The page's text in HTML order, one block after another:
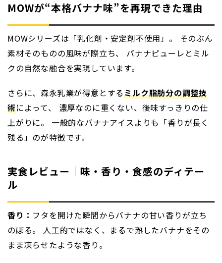
MOWが“本格バナナ味”を再現できた理由
MOWシリーズは「乳化剤・安定剤不使用」。 そのぶん
素材そのものの風味が際立ち、 バナナピューレとミル
クの自然な融合を実現しています。
さらに、森永乳業が得意とするミルク脂肪分の調整技
術によって、 濃厚なのに重くない、後味すっきりの仕
上がりに。 一般的なバナナアイスよりも「香りが長く
残る」のが特徴です。
実食レビュー｜味・香り・食感のディテー
ル
香り： フタを開けた瞬間からバナナの甘い香りが立ち
のぼる。 人工的ではなく、まるで熟したバナナをその
まま凍らせたような香り。